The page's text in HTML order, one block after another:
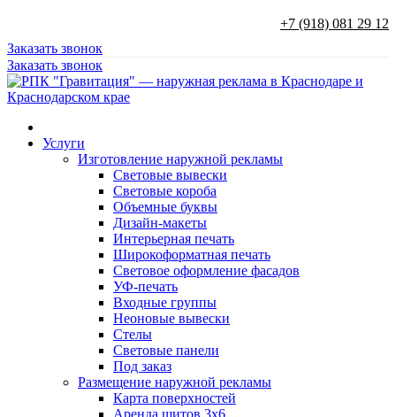
+7 (918) 081 29 12
Заказать звонок
Заказать звонок
Услуги
Изготовление наружной рекламы
Световые вывески
Световые короба
Объемные буквы
Дизайн-макеты
Интерьерная печать
Широкоформатная печать
Световое оформление фасадов
УФ-печать
Входные группы
Неоновые вывески
Стелы
Световые панели
Под заказ
Размещение наружной рекламы
Карта поверхностей
Аренда щитов 3х6